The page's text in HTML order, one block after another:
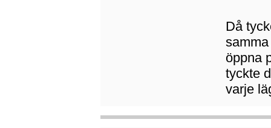
Då
öppna
tyckte
varje